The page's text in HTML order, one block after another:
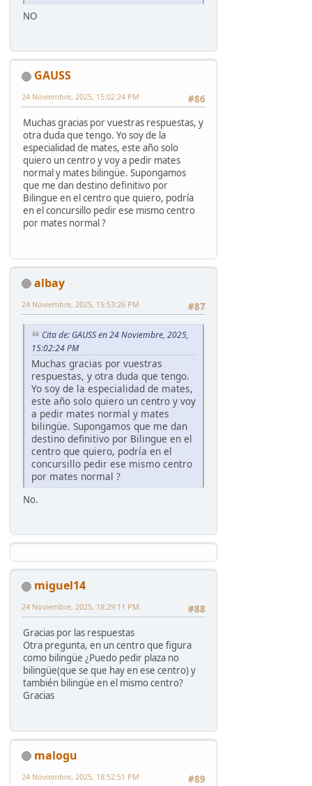
NO
GAUSS
#86
24 Noviembre, 2025, 15:02:24 PM
Muchas gracias por vuestras respuestas, y
otra duda que tengo. Yo soy de la
especialidad de mates, este año solo
quiero un centro y voy a pedir mates
normal y mates bilingüe. Supongamos
que me dan destino definitivo por
Bilingue en el centro que quiero, podría
en el concursillo pedir ese mismo centro
por mates normal ?
albay
#87
24 Noviembre, 2025, 15:53:26 PM
Cita de: GAUSS en 24 Noviembre, 2025,
15:02:24 PM
Muchas gracias por vuestras
respuestas, y otra duda que tengo.
Yo soy de la especialidad de mates,
este año solo quiero un centro y voy
a pedir mates normal y mates
bilingüe. Supongamos que me dan
destino definitivo por Bilingue en el
centro que quiero, podría en el
concursillo pedir ese mismo centro
por mates normal ?
No.
miguel14
#88
24 Noviembre, 2025, 18:29:11 PM
Gracias por las respuestas
Otra pregunta, en un centro que figura
como bilingüe ¿Puedo pedir plaza no
bilingüe(que se que hay en ese centro) y
también bilingüe en el mismo centro?
Gracias
malogu
#89
24 Noviembre, 2025, 18:52:51 PM